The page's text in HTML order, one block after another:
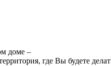
доме –
где Вы будете